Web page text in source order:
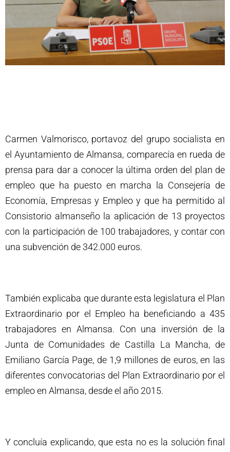
Carmen Valmorisco, portavoz del grupo socialista en
el Ayuntamiento de Almansa, comparecía en rueda de
prensa para dar a conocer la última orden del plan de
empleo que ha puesto en marcha la Consejería de
Economía, Empresas y Empleo y que ha permitido al
Consistorio almanseño la aplicación de 13 proyectos
con la participación de 100 trabajadores, y contar con
una subvención de 342.000 euros.
También explicaba que durante esta legislatura el Plan
Extraordinario por el Empleo ha beneficiando a 435
trabajadores en Almansa. Con una inversión de la
Junta de Comunidades de Castilla La Mancha, de
Emiliano García Page, de 1,9 millones de euros, en las
diferentes convocatorias del Plan Extraordinario por el
empleo en Almansa, desde el año 2015.
Y concluía explicando, que esta no es la solución final